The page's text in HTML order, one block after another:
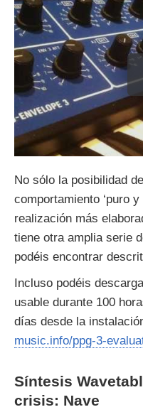
No sólo la posibilidad
comportamiento ‘puro
realización más
tiene otra amplia serie
podéis encontrar
Incluso podéis
usable durante 100
días desde la
music.info/ppg-3-
Síntesis
crisis: Nave